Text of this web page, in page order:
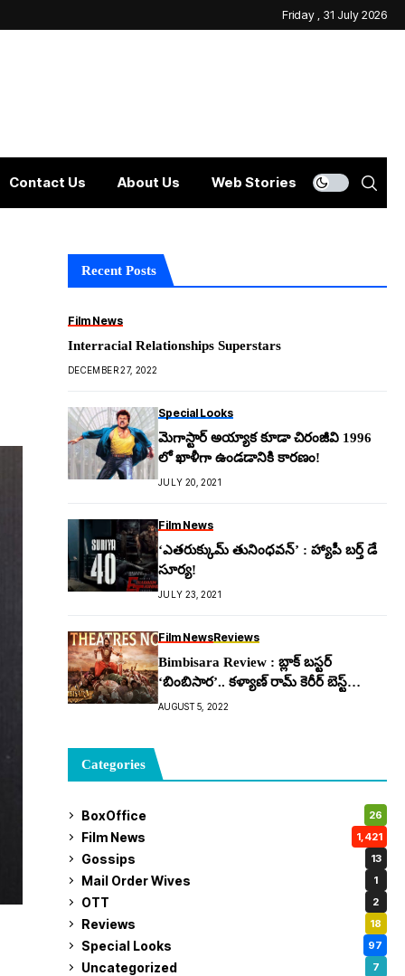
Friday , 31 July 2026
Contact Us About Us Web Stories
Recent Posts
Film News
Interracial Relationships Superstars
DECEMBER 27, 2022
Special Looks
మెగాస్టార్ అయ్యాక కూడా చిరంజీవి 1996
లో ఖాళీగా ఉండడానికి కారణం!
JULY 20, 2021
Film News
‘ఎతరుక్కుమ్ తునింధవన్’ : హ్యాపీ బర్త్ డే
సూర్య!
JULY 23, 2021
Film NewsReviews
Bimbisara Review : బ్లాక్ బస్టర్
‘బింబిసార’.. కళ్యాణ్ రామ్ కెరీర్ బెస్ట్
పర్ఫార్మెన్స్!
AUGUST 5, 2022
Categories
BoxOffice 26
Film News 1,421
Gossips 13
Mail Order Wives 1
OTT 2
Reviews 18
Special Looks 97
Uncategorized 7